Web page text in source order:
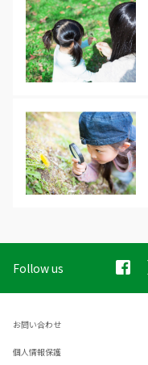
Follow us
お問い合わせ
個人情報保護